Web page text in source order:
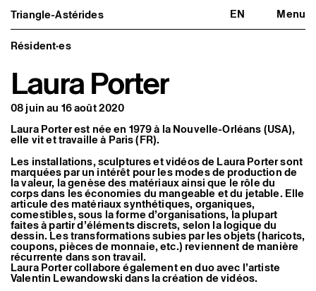
Triangle-Astérides EN Menu
Triangle-Astérides
Centre d’art contemporain
d’intérêt national
et résidence internationale d'artistes
Fermer
Présentation
À propos
Équipe et gouvernance
Formation professionnelle
Adhérer / nous soutenir
Rapports d'activité
Informations pratiques
Programmation
Agenda : en cours et à venir
Expositions
Événements
Programmation éditoriale
Médiation
Publics associés
Les Nouveaux Commanditaires
Résident·es
Laura Porter
08 juin au 16 août 2020
Laura Porter est née en 1979 à la Nouvelle-Orléans (USA),
elle vit et travaille à Paris (FR).
Les installations, sculptures et vidéos de Laura Porter sont
marquées par un intérêt pour les modes de production de
la valeur, la genèse des matériaux ainsi que le rôle du
corps dans les économies du mangeable et du jetable. Elle
articule des matériaux synthétiques, organiques,
comestibles, sous la forme d’organisations, la plupart
faites à partir d’éléments discrets, selon la logique du
dessin. Les transformations subies par les objets (haricots,
coupons, pièces de monnaie, etc.) reviennent de manière
récurrente dans son travail.
Laura Porter collabore également en duo avec l’artiste
Valentin Lewandowski dans la création de vidéos.